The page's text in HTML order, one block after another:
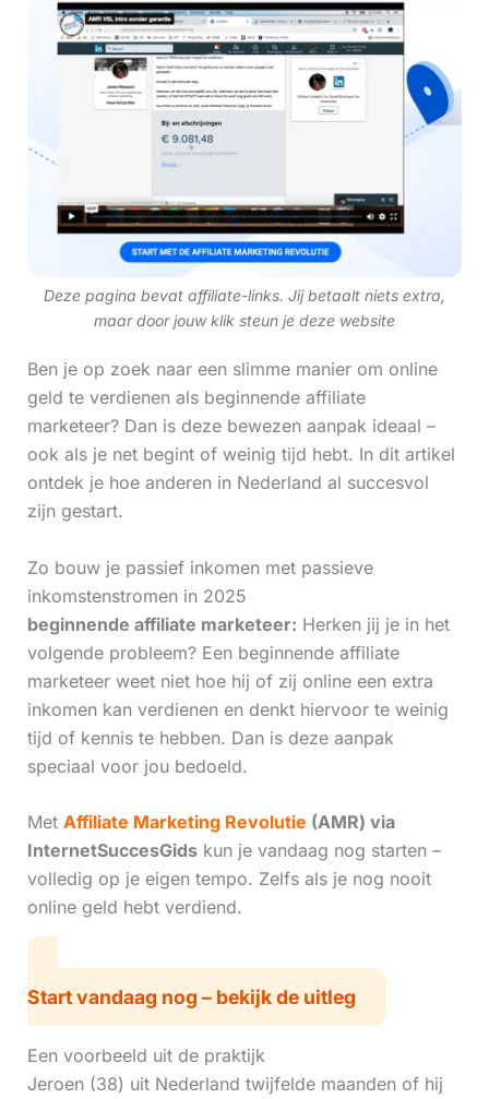
Deze pagina bevat affiliate-links. Jij betaalt niets extra,
maar door jouw klik steun je deze website
Ben je op zoek naar een slimme manier om online
geld te verdienen als beginnende affiliate
marketeer? Dan is deze bewezen aanpak ideaal –
ook als je net begint of weinig tijd hebt. In dit artikel
ontdek je hoe anderen in Nederland al succesvol
zijn gestart.
Zo bouw je passief inkomen met passieve
inkomstenstromen in 2025
beginnende affiliate marketeer: Herken jij je in het
volgende probleem? Een beginnende affiliate
marketeer weet niet hoe hij of zij online een extra
inkomen kan verdienen en denkt hiervoor te weinig
tijd of kennis te hebben. Dan is deze aanpak
speciaal voor jou bedoeld.
Met Affiliate Marketing Revolutie (AMR) via
InternetSuccesGidskun je vandaag nog starten –
volledig op je eigen tempo. Zelfs als je nog nooit
online geld hebt verdiend.
Start vandaag nog – bekijk de uitleg
Een voorbeeld uit de praktijk
Jeroen (38) uit Nederland twijfelde maanden of hij